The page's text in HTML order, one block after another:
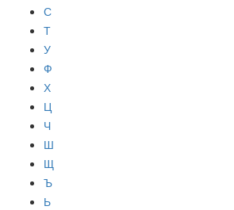
С
Т
У
Ф
Х
Ц
Ч
Ш
Щ
Ъ
Ь